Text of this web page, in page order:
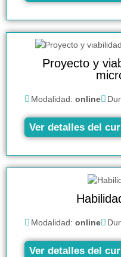
Proyecto y
Modalidad: online
Ver detalles del
Modalidad: online
Ver detalles del